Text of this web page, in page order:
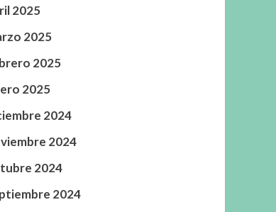
2025
2025
2025
2025
2024
2024
2024
2024